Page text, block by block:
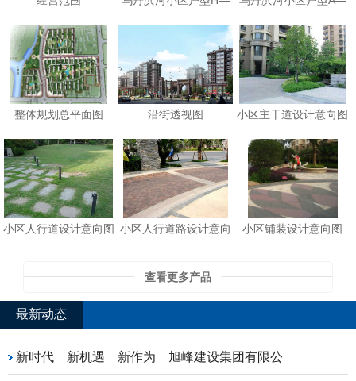
整体规划总平面图 沿街透视图 小区主干道设计意向图
小区人行道设计意向图 小区人行道路设计意向 小区铺装设计意向图
查看更多产品
最新动态
新时代 新机遇 新作为 旭峰建设集团有限公